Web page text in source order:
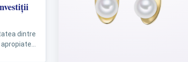
dintre